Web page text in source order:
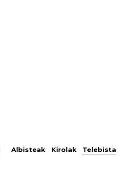
Albisteak Kirolak Telebista